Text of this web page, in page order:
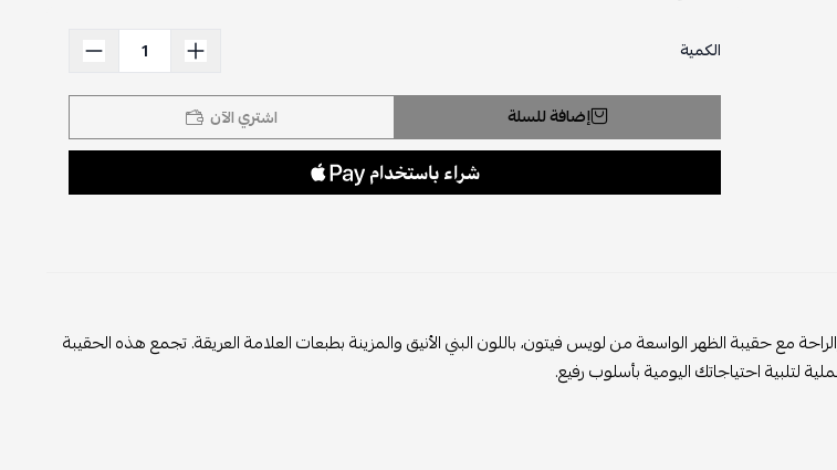
الكمية
إضافة للسلة اشتري الآن
مع حقيبة الظهر الواسعة من لويس فيتون، باللون البني الأنيق والمزينة بطبعات العلامة العريقة. تجمع هذه الحقيبة
احتياجاتك اليومية بأسلوب رفيع.